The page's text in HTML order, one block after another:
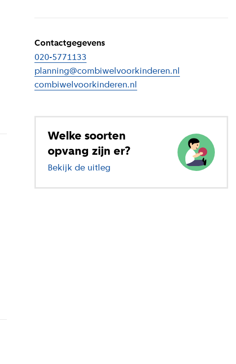
Contactgegevens
020-5771133
planning@combiwelvoorkinderen.nl
combiwelvoorkinderen.nl
Welke soorten
opvang zijn er?
Bekijk de uitleg over verschillende soorten